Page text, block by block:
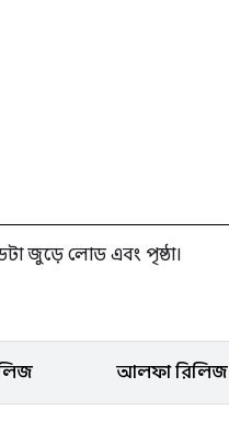
জুড়ে লোড এবং পৃষ্ঠা।
আলফা রিলিজ